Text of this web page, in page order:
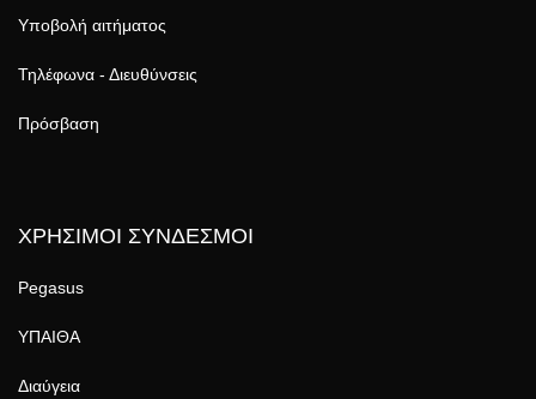
Υποβολή αιτήματος
Τηλέφωνα - Διευθύνσεις
Πρόσβαση
ΧΡΗΣΙΜΟΙ ΣΥΝΔΕΣΜΟΙ
Pegasus
ΥΠΑΙΘΑ
Διαύγεια